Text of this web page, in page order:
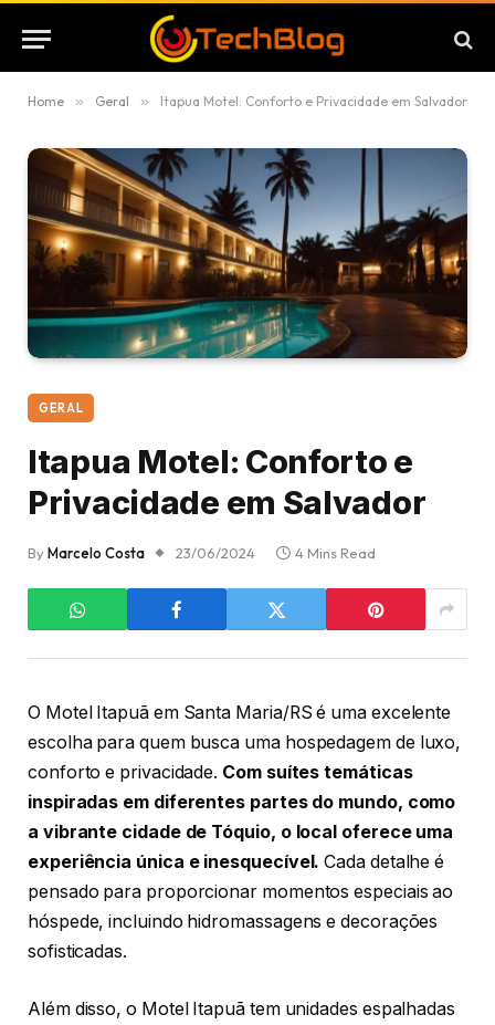
Home » Geral » Itapua Motel: Conforto e Privacidade em Salvador
GERAL
Itapua Motel: Conforto e
Privacidade em Salvador
ByMarcelo Costa 23/06/2024 4 Mins Read
O Motel Itapuã em Santa Maria/RS é uma excelente
escolha para quem busca uma hospedagem de luxo,
conforto e privacidade. Com suítes temáticas
inspiradas em diferentes partes do mundo, como
a vibrante cidade de Tóquio, o local oferece uma
experiência única e inesquecível. Cada detalhe é
pensado para proporcionar momentos especiais ao
hóspede, incluindo hidromassagens e decorações
sofisticadas.
Além disso, o Motel Itapuã tem unidades espalhadas